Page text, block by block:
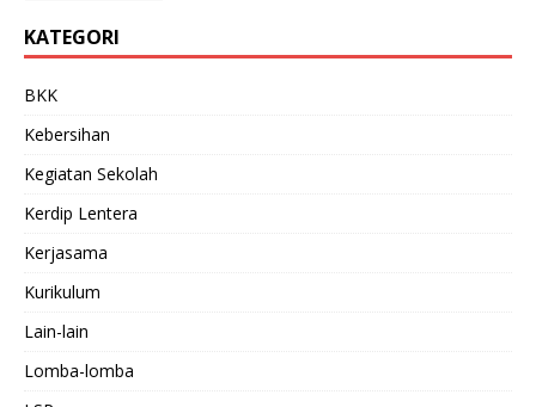
KATEGORI
BKK
Kebersihan
Kegiatan Sekolah
Kerdip Lentera
Kerjasama
Kurikulum
Lain-lain
Lomba-lomba